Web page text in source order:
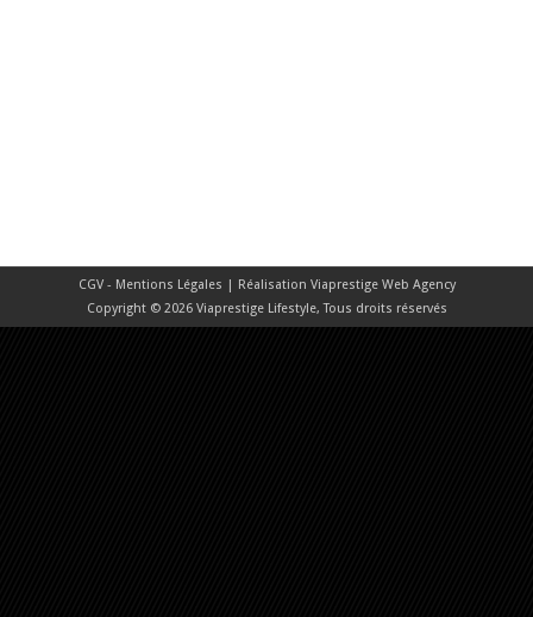
CGV - Mentions Légales | Réalisation Viaprestige Web Agency
Copyright © 2026 Viaprestige Lifestyle, Tous droits réservés